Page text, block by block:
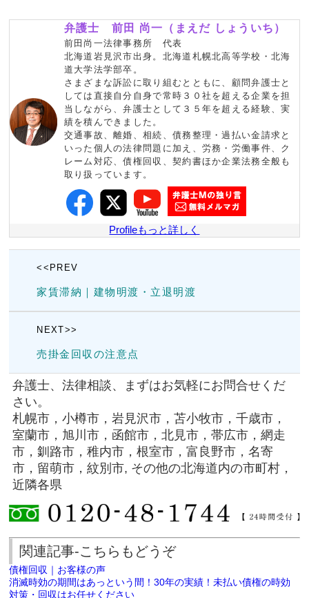
弁護士 前田 尚一（まえだ しょういち）
前田尚一法律事務所 代表
北海道岩見沢市出身。北海道札幌北高等学校・北海
道大学法学部卒。
さまざまな訴訟に取り組むとともに、顧問弁護士と
しては直接自分自身で常時３０社を超える企業を担
当しながら、弁護士として３５年を超える経験、実
績を積んできました。
交通事故、離婚、相続、債務整理・過払い金請求と
いった個人の法律問題に加え、労務・労働事件、ク
レーム対応、債権回収、契約書ほか企業法務全般も
取り扱っています。
Profileもっと詳しく
<<PREV
家賃滞納｜建物明渡・立退明渡
NEXT>>
売掛金回収の注意点
弁護士、法律相談、まずはお気軽にお問合せくだ
さい。
札幌市，小樽市，岩見沢市，苫小牧市，千歳市，
室蘭市，旭川市，函館市，北見市，帯広市，網走
市，釧路市，稚内市，根室市，富良野市，名寄
市，留萌市，紋別市, その他の北海道内の市町村，
近隣各県
関連記事-こちらもどうぞ
債権回収｜お客様の声
消滅時効の期間はあっという間！30年の実績！未払い債権の時効
対策・回収はお任せください